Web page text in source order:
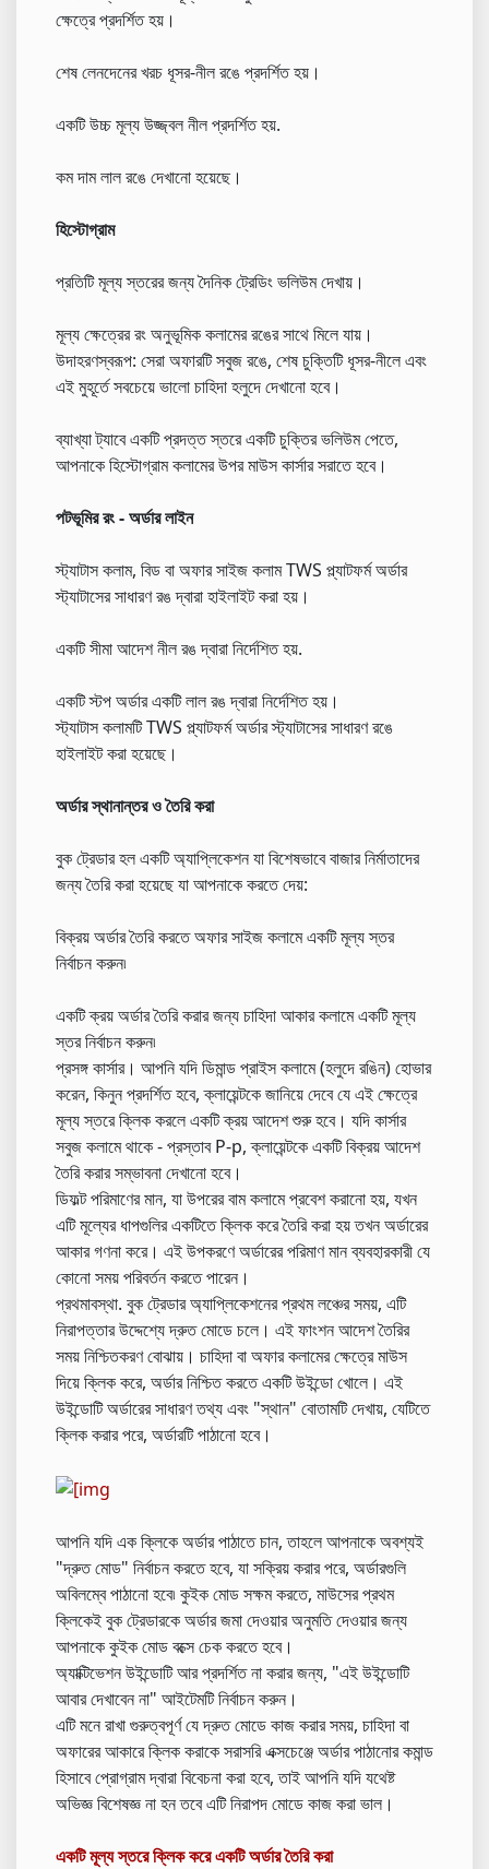
ক্ষেত্রে প্রদর্শিত হয়।
শেষ লেনদেনের খরচ ধূসর-নীল রঙে প্রদর্শিত হয়।
একটি উচ্চ মূল্য উজ্জ্বল নীল প্রদর্শিত হয়.
কম দাম লাল রঙে দেখানো হয়েছে।
হিস্টোগ্রাম
প্রতিটি মূল্য স্তরের জন্য দৈনিক ট্রেডিং ভলিউম দেখায়।
মূল্য ক্ষেত্রের রং অনুভূমিক কলামের রঙের সাথে মিলে যায়।
উদাহরণস্বরূপ: সেরা অফারটি সবুজ রঙে, শেষ চুক্তিটি ধূসর-নীলে এবং
এই মুহূর্তে সবচেয়ে ভালো চাহিদা হলুদে দেখানো হবে।
ব্যাখ্যা ট্যাবে একটি প্রদত্ত স্তরে একটি চুক্তির ভলিউম পেতে,
আপনাকে হিস্টোগ্রাম কলামের উপর মাউস কার্সার সরাতে হবে।
পটভূমির রং - অর্ডার লাইন
স্ট্যাটাস কলাম, বিড বা অফার সাইজ কলাম TWS প্ল্যাটফর্ম অর্ডার
স্ট্যাটাসের সাধারণ রঙ দ্বারা হাইলাইট করা হয়।
একটি সীমা আদেশ নীল রঙ দ্বারা নির্দেশিত হয়.
একটি স্টপ অর্ডার একটি লাল রঙ দ্বারা নির্দেশিত হয়।
স্ট্যাটাস কলামটি TWS প্ল্যাটফর্ম অর্ডার স্ট্যাটাসের সাধারণ রঙে
হাইলাইট করা হয়েছে।
অর্ডার স্থানান্তর ও তৈরি করা
বুক ট্রেডার হল একটি অ্যাপ্লিকেশন যা বিশেষভাবে বাজার নির্মাতাদের
জন্য তৈরি করা হয়েছে যা আপনাকে করতে দেয়:
বিক্রয় অর্ডার তৈরি করতে অফার সাইজ কলামে একটি মূল্য স্তর
নির্বাচন করুন৷
একটি ক্রয় অর্ডার তৈরি করার জন্য চাহিদা আকার কলামে একটি মূল্য
স্তর নির্বাচন করুন৷
প্রসঙ্গ কার্সার। আপনি যদি ডিমান্ড প্রাইস কলামে (হলুদে রঙিন) হোভার
করেন, কিনুন প্রদর্শিত হবে, ক্লায়েন্টকে জানিয়ে দেবে যে এই ক্ষেত্রে
মূল্য স্তরে ক্লিক করলে একটি ক্রয় আদেশ শুরু হবে। যদি কার্সার
সবুজ কলামে থাকে - প্রস্তাব P-p, ক্লায়েন্টকে একটি বিক্রয় আদেশ
তৈরি করার সম্ভাবনা দেখানো হবে।
ডিফল্ট পরিমাণের মান, যা উপরের বাম কলামে প্রবেশ করানো হয়, যখন
এটি মূল্যের ধাপগুলির একটিতে ক্লিক করে তৈরি করা হয় তখন অর্ডারের
আকার গণনা করে। এই উপকরণে অর্ডারের পরিমাণ মান ব্যবহারকারী যে
কোনো সময় পরিবর্তন করতে পারেন।
প্রথমাবস্থা. বুক ট্রেডার অ্যাপ্লিকেশনের প্রথম লঞ্চের সময়, এটি
নিরাপত্তার উদ্দেশ্যে দ্রুত মোডে চলে। এই ফাংশন আদেশ তৈরির
সময় নিশ্চিতকরণ বোঝায়। চাহিদা বা অফার কলামের ক্ষেত্রে মাউস
দিয়ে ক্লিক করে, অর্ডার নিশ্চিত করতে একটি উইন্ডো খোলে। এই
উইন্ডোটি অর্ডারের সাধারণ তথ্য এবং "স্থান" বোতামটি দেখায়, যেটিতে
ক্লিক করার পরে, অর্ডারটি পাঠানো হবে।
আপনি যদি এক ক্লিকে অর্ডার পাঠাতে চান, তাহলে আপনাকে অবশ্যই
"দ্রুত মোড" নির্বাচন করতে হবে, যা সক্রিয় করার পরে, অর্ডারগুলি
অবিলম্বে পাঠানো হবে৷ কুইক মোড সক্ষম করতে, মাউসের প্রথম
ক্লিকেই বুক ট্রেডারকে অর্ডার জমা দেওয়ার অনুমতি দেওয়ার জন্য
আপনাকে কুইক মোড বক্সে চেক করতে হবে।
অ্যাক্টিভেশন উইন্ডোটি আর প্রদর্শিত না করার জন্য, "এই উইন্ডোটি
আবার দেখাবেন না" আইটেমটি নির্বাচন করুন।
এটি মনে রাখা গুরুত্বপূর্ণ যে দ্রুত মোডে কাজ করার সময়, চাহিদা বা
অফারের আকারে ক্লিক করাকে সরাসরি এক্সচেঞ্জে অর্ডার পাঠানোর কমান্ড
হিসাবে প্রোগ্রাম দ্বারা বিবেচনা করা হবে, তাই আপনি যদি যথেষ্ট
অভিজ্ঞ বিশেষজ্ঞ না হন তবে এটি নিরাপদ মোডে কাজ করা ভাল।
একটি মূল্য স্তরে ক্লিক করে একটি অর্ডার তৈরি করা